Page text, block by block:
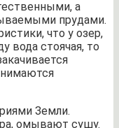
а
прудами.
что у озер,
вода стоячая, то
Земли.
омывают сушу.